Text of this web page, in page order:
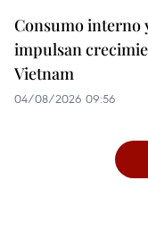
Consumo interno
impulsan
Vietnam
04/08/2026 09:56